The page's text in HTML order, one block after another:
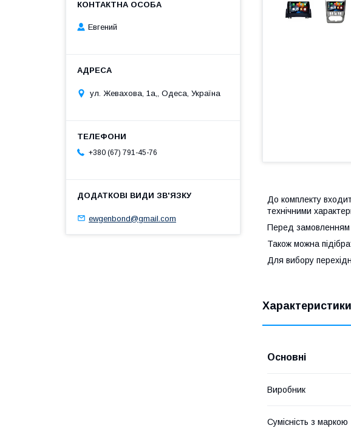
До комплекту
технічними
Перед замовленням
Також можна
Для вибору
Характеристики
Основні
Виробник
Сумісність з маркою
Евгений
ул. Жевахова, 1a,, Одеса, Україна
+380 (67) 791-45-76
ewgenbond@gmail.com